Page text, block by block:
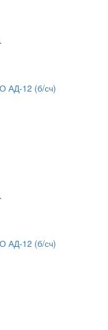
АД-12 (б/сч)
АД-12 (б/сч)